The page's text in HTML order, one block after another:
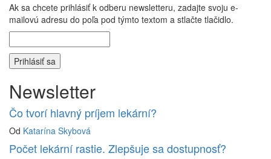
Ak sa chcete prihlásiť k odberu newsletteru, zadajte svoju e-
mailovú adresu do poľa pod týmto textom a stlačte tlačidlo.
Newsletter
Čo tvorí hlavný príjem lekární?
Od Katarína Skybová
Počet lekární rastie. Zlepšuje sa dostupnosť?